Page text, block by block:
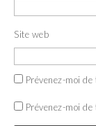
Site web
Prévenez-moi
Prévenez-moi